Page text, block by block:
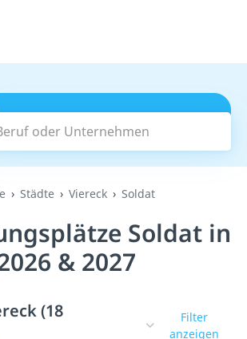
oder Unternehmen
Suchen
Städte Viereck Soldat
Soldat in
& 2027
(18
Filter
anzeigen